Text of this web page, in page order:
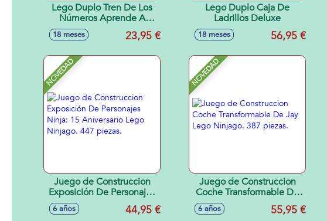
Lego Duplo Tren De Los
Números Aprende A
Contar
18 meses 23,95 €
Lego Duplo Caja De
Ladrillos Deluxe
18 meses 56,95 €
NOVEDAD
Juego de Construccion
Exposición De Personajes
Ninja: 15 Aniversario Lego
Ninjago. 447 piezas.
6 años 44,95 €
NOVEDAD
Juego de Construccion
Coche Transformable De
Jay Lego Ninjago. 387
6 años 55,95 €